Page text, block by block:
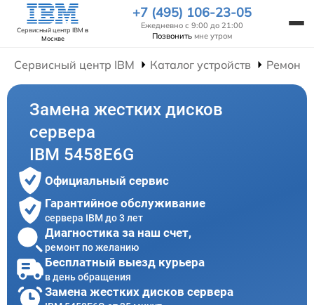
Сервисный центр IBM в
Москве
+7 (495) 106-23-05
Ежедневно с 9:00 до 21:00
Позвонить мне утром
Сервисный центр IBM Каталог устройств Ремонт
Замена жестких дисков
сервера
IBM 5458E6G
Официальный сервис
Гарантийное обслуживание
сервера IBM до 3 лет
Диагностика за наш счет,
ремонт по желанию
Бесплатный выезд курьера
в день обращения
Замена жестких дисков сервера